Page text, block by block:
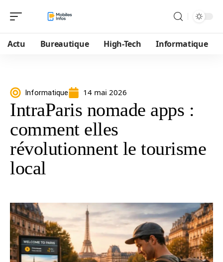
Actu Bureautique High-Tech Informatique
Informatique 14 mai 2026
IntraParis nomade apps :
comment elles
révolutionnent le tourisme
local